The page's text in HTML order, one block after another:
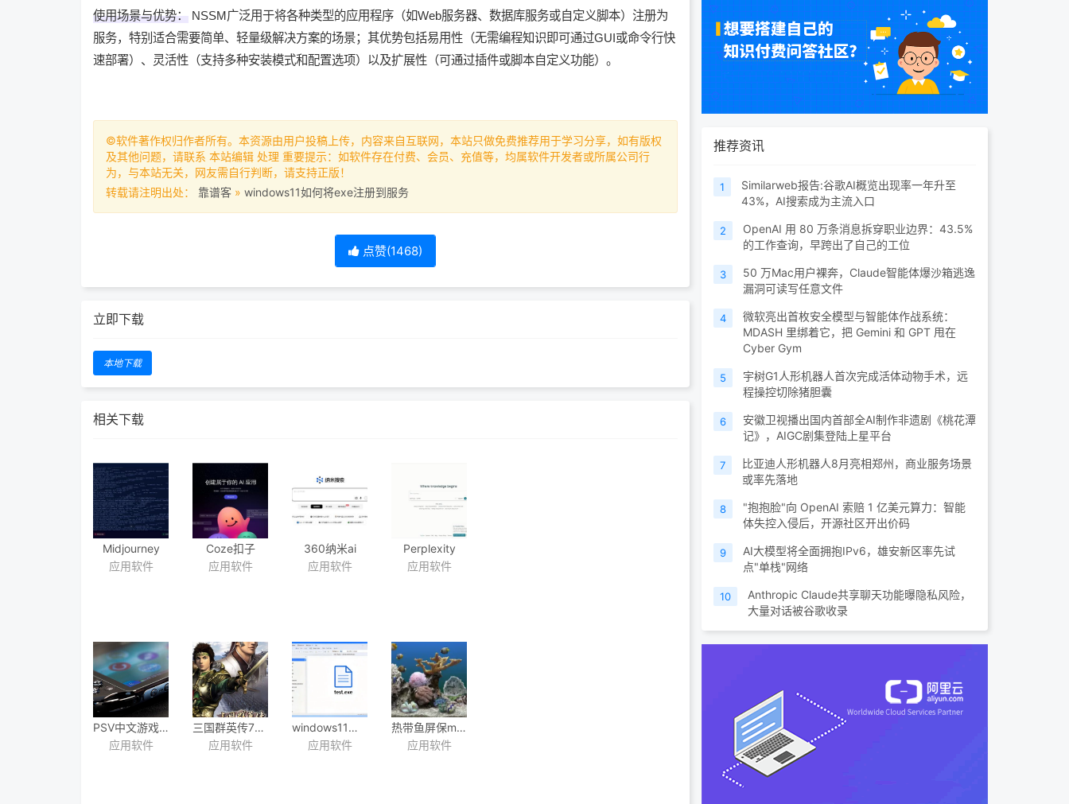
使用场景与优势：
‌ NSSM广泛用于将各种类型的应用程序（如Web服务器、 数据库服务或自定义脚本）注册为
服务，特别适合需要简单、轻量级解决方案的场景；其优势包括易用性（无需编程知识即可通过GUI或命令行快
速部署）、灵活性（支持多种安装模式和配置选项）以及扩展性（可通过插件或脚本自定义功能）。‌
©软件著作权归作者所有。本资源由用户投稿上传，内容来自互联网，本站只做免费推荐用于学习分享，如有版权
及其他问题，请联系 本站编辑 处理 重要提示：如软件存在付费、会员、充值等，均属软件开发者或所属公司行
为，与本站无关，网友需自行判断，请支持正版！
转载请注明出处： 靠谱客 » windows11如何将exe注册到服务
点赞(1468)
立即下载
本地下载
相关下载
Midjourney
应用软件
Coze扣子
应用软件
360纳米ai
应用软件
Perplexity
应用软件
PSV中文游戏全集|
官中
应用软件
三国群英传7【原味强化版11.0】
2024 发布
应用软件
windows11如何将exe注册到服务
应用软件
热带鱼屏保marine
aquarium
应用软件
推荐资讯
1
Similarweb报告:谷歌AI概览出现率一年升至
43%，AI搜索成为主流入口
2
OpenAI 用 80 万条消息拆穿职业边界：43.5%
的工作查询，早跨出了自己的工位
3
50 万Mac用户裸奔，Claude智能体爆沙箱逃逸
漏洞可读写任意文件
4
微软亮出首枚安全模型与智能体作战系统：
MDASH 里绑着它，把 Gemini 和 GPT 甩在
Cyber Gym
5
宇树G1人形机器人首次完成活体动物手术，远
程操控切除猪胆囊
6
安徽卫视播出国内首部全AI制作非遗剧《桃花潭
记》，AIGC剧集登陆上星平台
7
比亚迪人形机器人8月亮相郑州，商业服务场景
或率先落地
8
"抱抱脸"向 OpenAI 索赔 1 亿美元算力：智能
体失控入侵后，开源社区开出价码
9
AI大模型将全面拥抱IPv6，雄安新区率先试
点"单栈"网络
10
Anthropic Claude共享聊天功能曝隐私风险，
大量对话被谷歌收录